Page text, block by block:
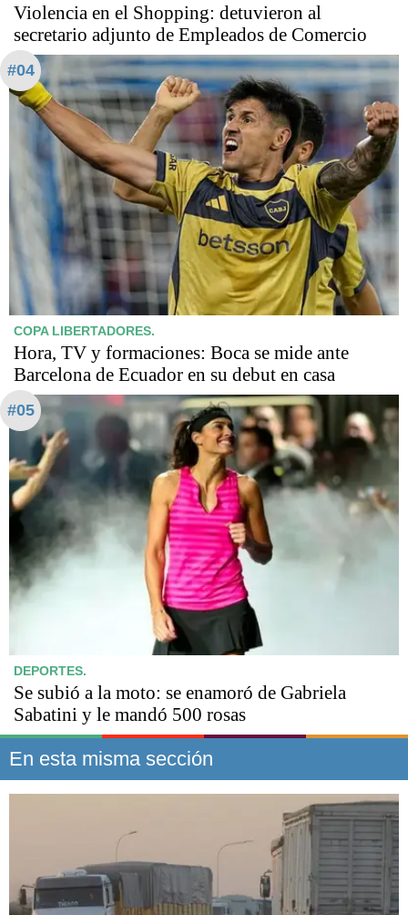
Violencia en el Shopping: detuvieron al
secretario adjunto de Empleados de Comercio
#04
COPA LIBERTADORES.
Hora, TV y formaciones: Boca se mide ante
Barcelona de Ecuador en su debut en casa
#05
DEPORTES.
Se subió a la moto: se enamoró de Gabriela
Sabatini y le mandó 500 rosas
En esta misma sección